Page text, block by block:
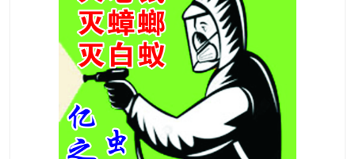
昆明灭红火蚁公司 昆明驱蛇公司
昆明除虫除蚁